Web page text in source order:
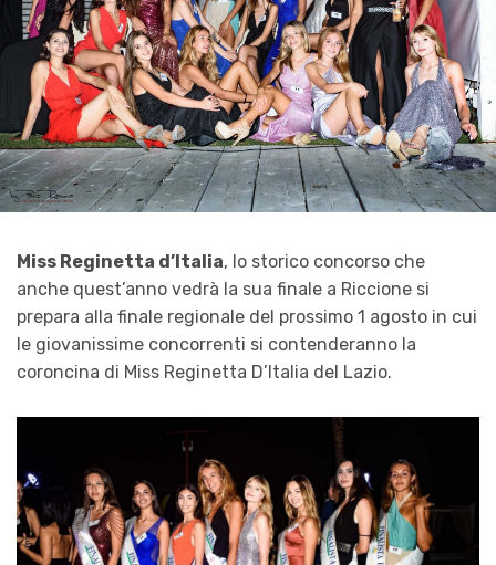
Miss Reginetta d’Italia, lo storico concorso che
anche quest’anno vedrà la sua finale a Riccione si
prepara alla finale regionale del prossimo 1 agosto in cui
le giovanissime concorrenti si contenderanno la
coroncina di Miss Reginetta D’Italia del Lazio.